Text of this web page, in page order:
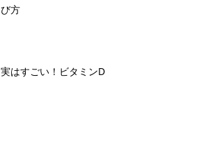
び方
実はすごい！ビタミンD